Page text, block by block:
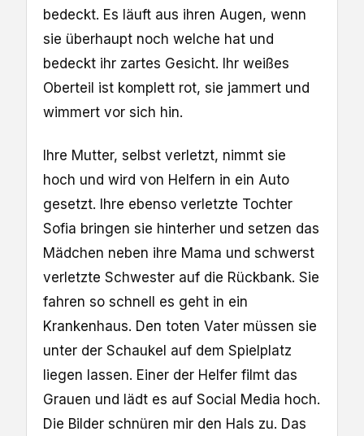
bedeckt. Es läuft aus ihren Augen, wenn
sie überhaupt noch welche hat und
bedeckt ihr zartes Gesicht. Ihr weißes
Oberteil ist komplett rot, sie jammert und
wimmert vor sich hin.
Ihre Mutter, selbst verletzt, nimmt sie
hoch und wird von Helfern in ein Auto
gesetzt. Ihre ebenso verletzte Tochter
Sofia bringen sie hinterher und setzen das
Mädchen neben ihre Mama und schwerst
verletzte Schwester auf die Rückbank. Sie
fahren so schnell es geht in ein
Krankenhaus. Den toten Vater müssen sie
unter der Schaukel auf dem Spielplatz
liegen lassen. Einer der Helfer filmt das
Grauen und lädt es auf Social Media hoch.
Die Bilder schnüren mir den Hals zu. Das